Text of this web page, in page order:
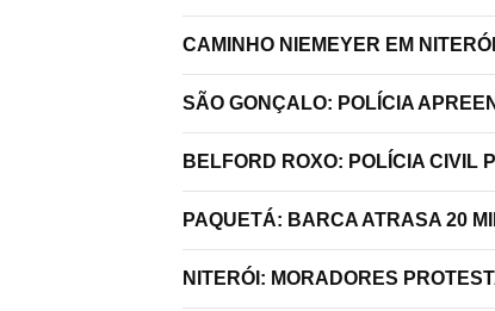
CAMINHO NIEMEYER EM
SÃO GONÇALO: POLÍCIA
BELFORD ROXO: POLÍCIA CIVIL
PAQUETÁ: BARCA ATRASA 20
NITERÓI: MORADORES